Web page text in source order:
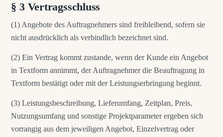
§ 3 Vertragsschluss
(1) Angebote des Auftragnehmers sind freibleibend, sofern sie
nicht ausdrücklich als verbindlich bezeichnet sind.
(2) Ein Vertrag kommt zustande, wenn der Kunde ein Angebot
in Textform annimmt, der Auftragnehmer die Beauftragung in
Textform bestätigt oder mit der Leistungserbringung beginnt.
(3) Leistungsbeschreibung, Lieferumfang, Zeitplan, Preis,
Nutzungsumfang und sonstige Projektparameter ergeben sich
vorrangig aus dem jeweiligen Angebot, Einzelvertrag oder